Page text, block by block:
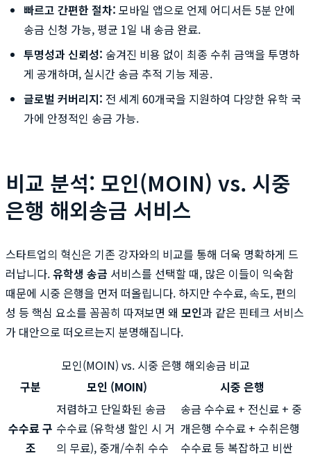
빠르고 간편한 절차: 모바일 앱으로 언제 어디서든 5분 안에
송금 신청 가능, 평균 1일 내 송금 완료.
투명성과 신뢰성: 숨겨진 비용 없이 최종 수취 금액을 투명하
게 공개하며, 실시간 송금 추적 기능 제공.
글로벌 커버리지: 전 세계 60개국을 지원하여 다양한 유학 국
가에 안정적인 송금 가능.
비교 분석: 모인(MOIN) vs. 시중
은행 해외송금 서비스
스타트업의 혁신은 기존 강자와의 비교를 통해 더욱 명확하게 드
러납니다.유학생 송금 서비스를 선택할 때, 많은 이들이 익숙함
때문에 시중 은행을 먼저 떠올립니다. 하지만 수수료, 속도, 편의
성 등 핵심 요소를 꼼꼼히 따져보면 왜 모인과 같은 핀테크 서비스
가 대안으로 떠오르는지 분명해집니다.
모인(MOIN) vs. 시중 은행 해외송금 비교
구분
모인 (MOIN) 시중 은행
수수료 구
조
저렴하고 단일화된 송금
수수료 (유학생 할인 시 거
의 무료), 중개/수취 수수
송금 수수료 + 전신료 + 중
개은행 수수료 + 수취은행
수수료 등 복잡하고 비싼